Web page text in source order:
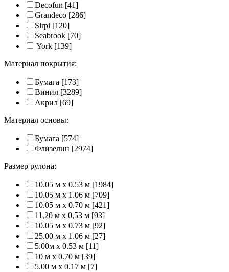
Decofun [41]
Grandeco [286]
Sirpi [120]
Seabrook [70]
York [139]
Материал покрытия:
Бумага [173]
Винил [3289]
Акрил [69]
Материал основы:
Бумага [574]
Флизелин [2974]
Размер рулона:
10.05 м x 0.53 м [1984]
10.05 м x 1.06 м [709]
10.05 м x 0.70 м [421]
11,20 м х 0,53 м [93]
10.05 м x 0.73 м [92]
25.00 м x 1.06 м [27]
5.00м x 0.53 м [11]
10 м x 0.70 м [39]
5.00 м x 0.17 м [7]